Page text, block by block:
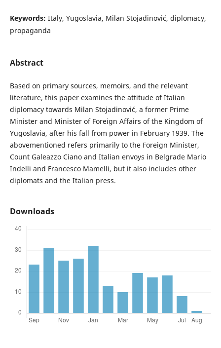
Keywords: Italy, Yugoslavia, Milan Stojadinović, diplomacy,
propaganda
Abstract
Based on primary sources, memoirs, and the relevant
literature, this paper examines the attitude of Italian
diplomacy towards Milan Stojadinović, a former Prime
Minister and Minister of Foreign Affairs of the Kingdom of
Yugoslavia, after his fall from power in February 1939. The
abovementioned refers primarily to the Foreign Minister,
Count Galeazzo Ciano and Italian envoys in Belgrade Mario
Indelli and Francesco Mamelli, but it also includes other
diplomats and the Italian press.
Downloads